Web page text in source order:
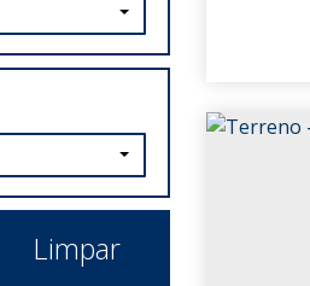
Limpar